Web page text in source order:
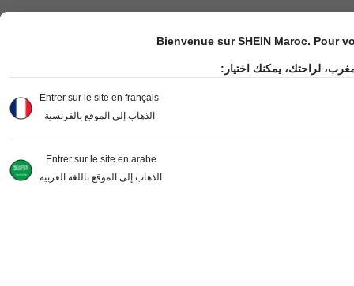
Bienvenue sur SHEIN Maroc. Pour
لراحتك، يمكنك اختيار:
Entrer sur le site en français
الذهاب إلى الموقع بالفرنسية
Entrer sur le site en arabe
الذهاب إلى الموقع باللغة العربية